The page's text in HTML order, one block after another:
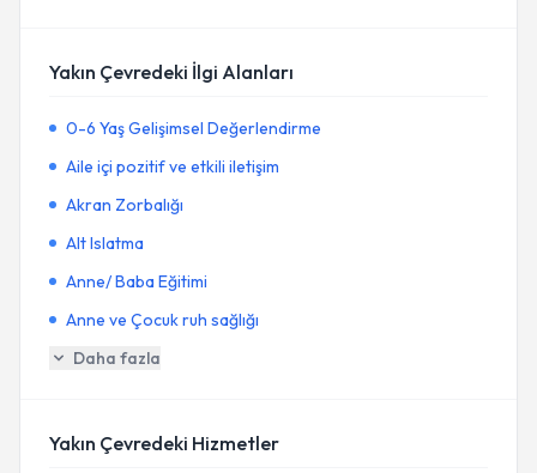
Yakın Çevredeki İlgi Alanları
0-6 Yaş Gelişimsel Değerlendirme
Aile içi pozitif ve etkili iletişim
Akran Zorbalığı
Alt Islatma
Anne/ Baba Eğitimi
Anne ve Çocuk ruh sağlığı
Daha fazla
Yakın Çevredeki Hizmetler